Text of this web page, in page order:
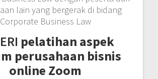
lain yang bergerak di bidang
Corporate Business Law
pelatihan aspek
perusahaan bisnis
online Zoom